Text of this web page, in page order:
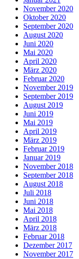
November 2020
Oktober 2020
September 2020
August 2020
Juni 2020
Mai 2020
April 2020
März 2020
Februar 2020
November 2019
September 2019
August 2019
Juni 2019
Mai 2019
April 2019
März 2019
Februar 2019
Januar 2019
November 2018
September 2018
August 2018
Juli 2018
Juni 2018
Mai 2018
April 2018
März 2018
Februar 2018
Dezember 2017
November 2017